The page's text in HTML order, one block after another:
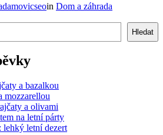
in Dom a záhrada
Hledat
a bazalkou
mozzarellou
a olivami
na letní párty
lehký letní dezert